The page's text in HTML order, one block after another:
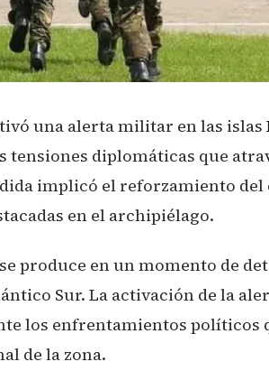
una alerta militar en las islas
tensiones diplomáticas que
implicó el reforzamiento del
en el archipiélago.
produce en un momento de
Sur. La activación de la
los enfrentamientos políticos
de la zona.